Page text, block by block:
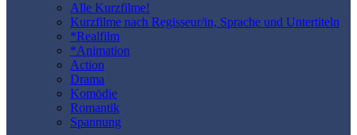
Alle Kurzfilme!
Kurzfilme nach Regisseur/in, Sprache und Untertiteln
*Realfilm
*Animation
Action
Drama
Komödie
Romantik
Spannung